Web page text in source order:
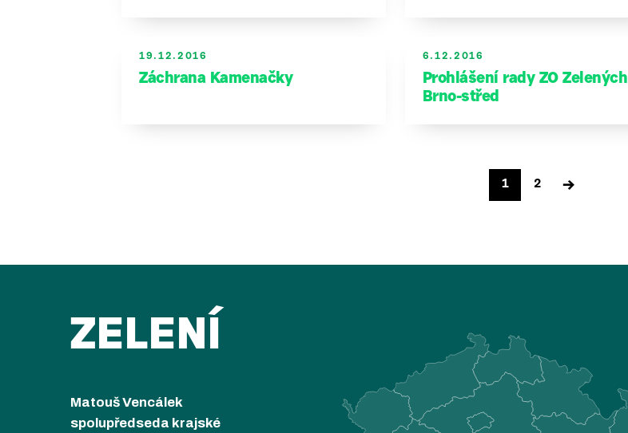
19.12.2016
Záchrana Kamenačky
6.12.2016
Prohlášení rady ZO Zelených
Brno-střed
Stránkování
1 2 →
ZELENÍ
Matouš Vencálek
spolupředseda krajské